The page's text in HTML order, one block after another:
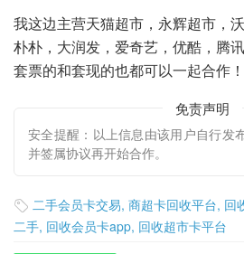
我这边主营天猫超市，永辉超市，
朴朴，大润发，爱奇艺，优酷，腾
套票的和套现的也都可以一起合作
免责声明
安全提醒：以上信息由该用户自行发
并签属协议再开始合作。
 二手会员卡交易, 商超卡回收平台, 回
二手, 回收会员卡app, 回收超市卡平台